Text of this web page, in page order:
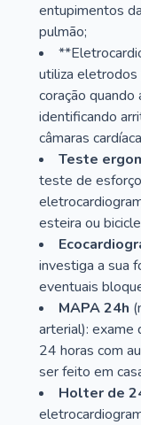
entupimentos
pulmão;
utiliza eletrodos
coração
identificando
câmaras
Teste
teste de
esteira ou
investiga a sua
eventuais
MAPA 24h
arterial): exame
24 horas com
ser feito em
Holter de